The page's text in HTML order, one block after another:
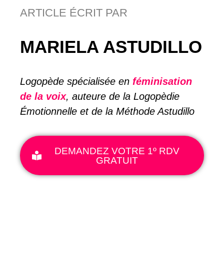
ARTICLE ÉCRIT PAR
MARIELA ASTUDILLO
Logopède spécialisée en féminisation
de la voix, auteure de la Logopèdie
Émotionnelle et de la Méthode Astudillo
DEMANDEZ VOTRE 1º RDV
GRATUIT